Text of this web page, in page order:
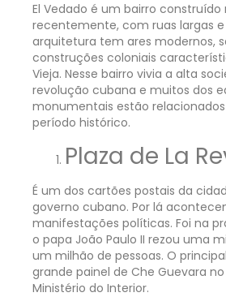
El Vedado é um bairro construído
recentemente, com ruas largas e
arquitetura tem ares modernos,
construções coloniais
Vieja. Nesse bairro vivia a alta
revolução cubana e muitos dos
monumentais estão relacionados
período histórico.
Plaza de La
É um dos cartões postais da
governo cubano. Por lá
manifestações políticas. Foi na
o papa João Paulo II rezou uma
um milhão de pessoas. O
grande painel de Che Guevara
Ministério do Interior.